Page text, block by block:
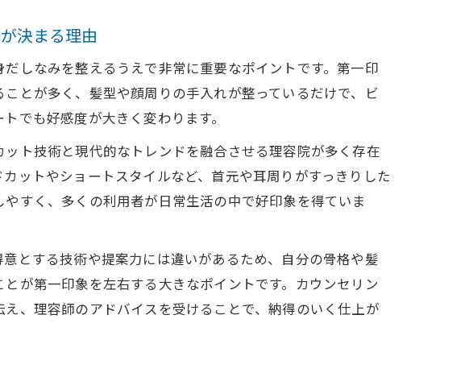
の融合
力
ット体験
する方法
目
提案
リング術
く秘訣
とは
魅力
決まる理由
しなみを整えるうえで非常に重要なポイントです。第一印
とが多く、髪型や顔周りの手入れが整っているだけで、ビ
でも好感度が大きく変わります。
ト技術と現代的なトレンドを融合させる理容院が多く存在
ットやショートスタイルなど、首元や耳周りがすっきりした
すく、多くの利用者が日常生活の中で好印象を得ていま
とする技術や提案力には違いがあるため、自分の骨格や髪
が第一印象を左右する大きなポイントです。カウンセリン
、理容師のアドバイスを受けることで、納得のいく仕上が